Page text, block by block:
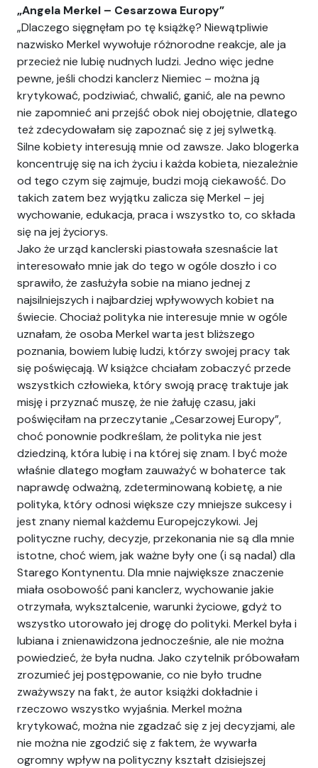
„Angela Merkel – Cesarzowa Europy”
„Dlaczego sięgnęłam po tę książkę? Niewątpliwie
nazwisko Merkel wywołuje różnorodne reakcje, ale ja
przecież nie lubię nudnych ludzi. Jedno więc jedne
pewne, jeśli chodzi kanclerz Niemiec – można ją
krytykować, podziwiać, chwalić, ganić, ale na pewno
nie zapomnieć ani przejść obok niej obojętnie, dlatego
też zdecydowałam się zapoznać się z jej sylwetką.
Silne kobiety interesują mnie od zawsze. Jako blogerka
koncentruję się na ich życiu i każda kobieta, niezależnie
od tego czym się zajmuje, budzi moją ciekawość. Do
takich zatem bez wyjątku zalicza się Merkel – jej
wychowanie, edukacja, praca i wszystko to, co składa
się na jej życiorys.
Jako że urząd kanclerski piastowała szesnaście lat
interesowało mnie jak do tego w ogóle doszło i co
sprawiło, że zasłużyła sobie na miano jednej z
najsilniejszych i najbardziej wpływowych kobiet na
świecie. Chociaż polityka nie interesuje mnie w ogóle
uznałam, że osoba Merkel warta jest bliższego
poznania, bowiem lubię ludzi, którzy swojej pracy tak
się poświęcają. W książce chciałam zobaczyć przede
wszystkich człowieka, który swoją pracę traktuje jak
misję i przyznać muszę, że nie żałuję czasu, jaki
poświęciłam na przeczytanie „Cesarzowej Europy”,
choć ponownie podkreślam, że polityka nie jest
dziedziną, która lubię i na której się znam. I być może
właśnie dlatego mogłam zauważyć w bohaterce tak
naprawdę odważną, zdeterminowaną kobietę, a nie
polityka, który odnosi większe czy mniejsze sukcesy i
jest znany niemal każdemu Europejczykowi. Jej
polityczne ruchy, decyzje, przekonania nie są dla mnie
istotne, choć wiem, jak ważne były one (i są nadal) dla
Starego Kontynentu. Dla mnie największe znaczenie
miała osobowość pani kanclerz, wychowanie jakie
otrzymała, wyksztalcenie, warunki życiowe, gdyż to
wszystko utorowało jej drogę do polityki. Merkel była i
lubiana i znienawidzona jednocześnie, ale nie można
powiedzieć, że była nudna. Jako czytelnik próbowałam
zrozumieć jej postępowanie, co nie było trudne
zważywszy na fakt, że autor książki dokładnie i
rzeczowo wszystko wyjaśnia. Merkel można
krytykować, można nie zgadzać się z jej decyzjami, ale
nie można nie zgodzić się z faktem, że wywarła
ogromny wpływ na polityczny kształt dzisiejszej